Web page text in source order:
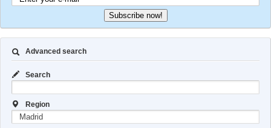
Subscribe now!
Advanced search
Search
Region